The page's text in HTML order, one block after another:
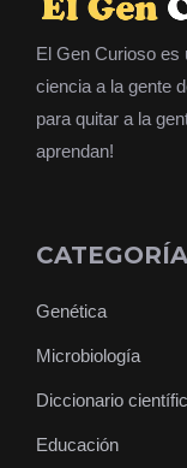
El Gen Curioso es
ciencia a la gente
para quitar a la
aprendan!
Genética
Microbiología
Diccionario
Educación